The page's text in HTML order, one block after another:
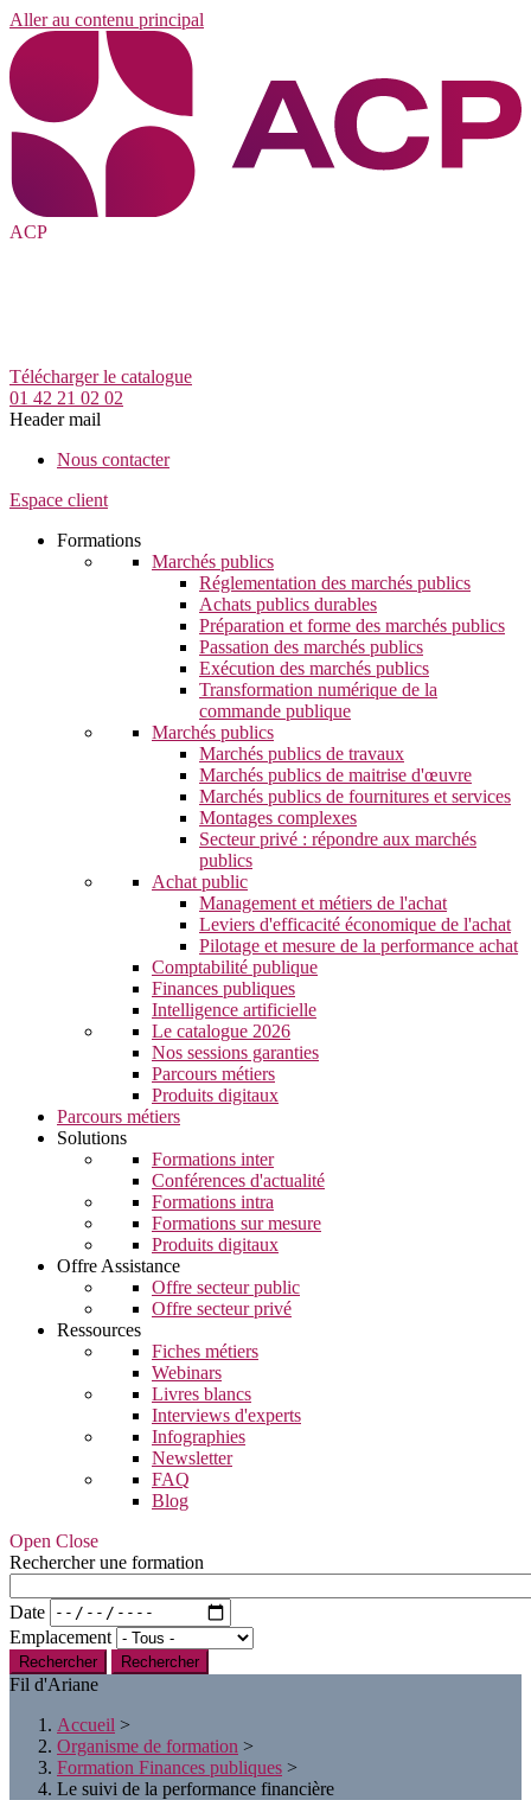
Aller au contenu principal
ACP
Télécharger le catalogue
01 42 21 02 02
Header mail
Nous contacter
Espace client
Formations
Marchés publics
Réglementation des marchés publics
Achats publics durables
Préparation et forme des marchés publics
Passation des marchés publics
Exécution des marchés publics
Transformation numérique de la
commande publique
Marchés publics
Marchés publics de travaux
Marchés publics de maitrise d'œuvre
Marchés publics de fournitures et services
Montages complexes
Secteur privé : répondre aux marchés
publics
Achat public
Management et métiers de l'achat
Leviers d'efficacité économique de l'achat
Pilotage et mesure de la performance achat
Comptabilité publique
Finances publiques
Intelligence artificielle
Le catalogue 2026
Nos sessions garanties
Parcours métiers
Produits digitaux
Parcours métiers
Solutions
Formations inter
Conférences d'actualité
Formations intra
Formations sur mesure
Produits digitaux
Offre Assistance
Offre secteur public
Offre secteur privé
Ressources
Fiches métiers
Webinars
Livres blancs
Interviews d'experts
Infographies
Newsletter
FAQ
Blog
Open Close
Rechercher une formation
Date
Emplacement
Rechercher
Fil d'Ariane
Accueil >
Organisme de formation >
Formation Finances publiques >
Le suivi de la performance financière